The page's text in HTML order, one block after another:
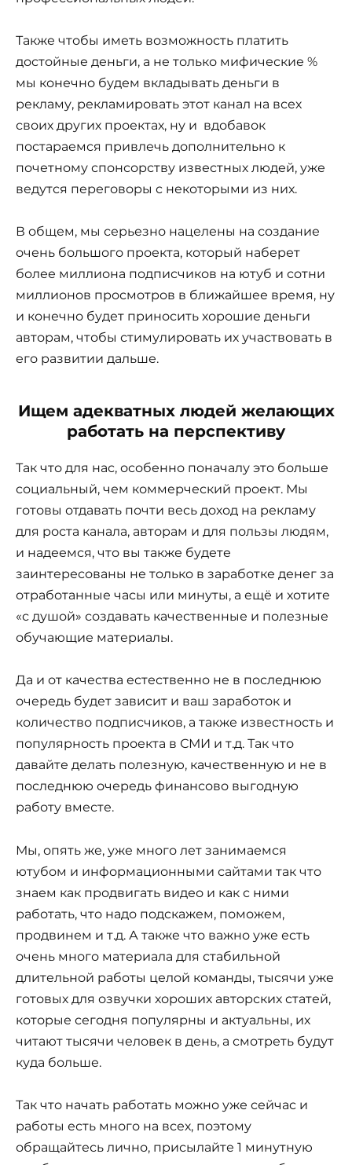
Также чтобы иметь возможность платить
достойные деньги, а не только мифические %
мы конечно будем вкладывать деньги в
рекламу, рекламировать этот канал на всех
своих других проектах, ну и вдобавок
постараемся привлечь дополнительно к
почетному спонсорству известных людей, уже
ведутся переговоры с некоторыми из них.
В общем, мы серьезно нацелены на создание
очень большого проекта, который наберет
более миллиона подписчиков на ютуб и сотни
миллионов просмотров в ближайшее время, ну
и конечно будет приносить хорошие деньги
авторам, чтобы стимулировать их участвовать в
его развитии дальше.
Ищем адекватных людей желающих
работать на перспективу
Так что для нас, особенно поначалу это больше
социальный, чем коммерческий проект. Мы
готовы отдавать почти весь доход на рекламу
для роста канала, авторам и для пользы людям,
и надеемся, что вы также будете
заинтересованы не только в заработке денег за
отработанные часы или минуты, а ещё и хотите
«с душой» создавать качественные и полезные
обучающие материалы.
Да и от качества естественно не в последнюю
очередь будет зависит и ваш заработок и
количество подписчиков, а также известность и
популярность проекта в СМИ и т.д. Так что
давайте делать полезную, качественную и не в
последнюю очередь финансово выгодную
работу вместе.
Мы, опять же, уже много лет занимаемся
ютубом и информационными сайтами так что
знаем как продвигать видео и как с ними
работать, что надо подскажем, поможем,
продвинем и т.д. А также что важно уже есть
очень много материала для стабильной
длительной работы целой команды, тысячи уже
готовых для озвучки хороших авторских статей,
которые сегодня популярны и актуальны, их
читают тысячи человек в день, а смотреть будут
куда больше.
Так что начать работать можно уже сейчас и
работы есть много на всех, поэтому
обращайтесь лично, присылайте 1 минутную